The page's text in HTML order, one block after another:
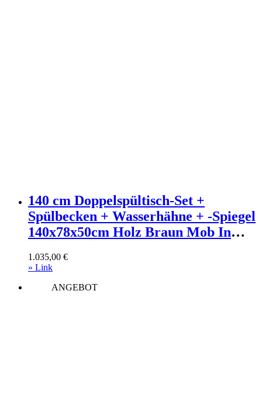
140 cm Doppelspültisch-Set +
Spülbecken + Wasserhähne + -Spiegel
140x78x50cm Holz Braun Mob In
Waschtische
1.035,00 €
» Link
ANGEBOT